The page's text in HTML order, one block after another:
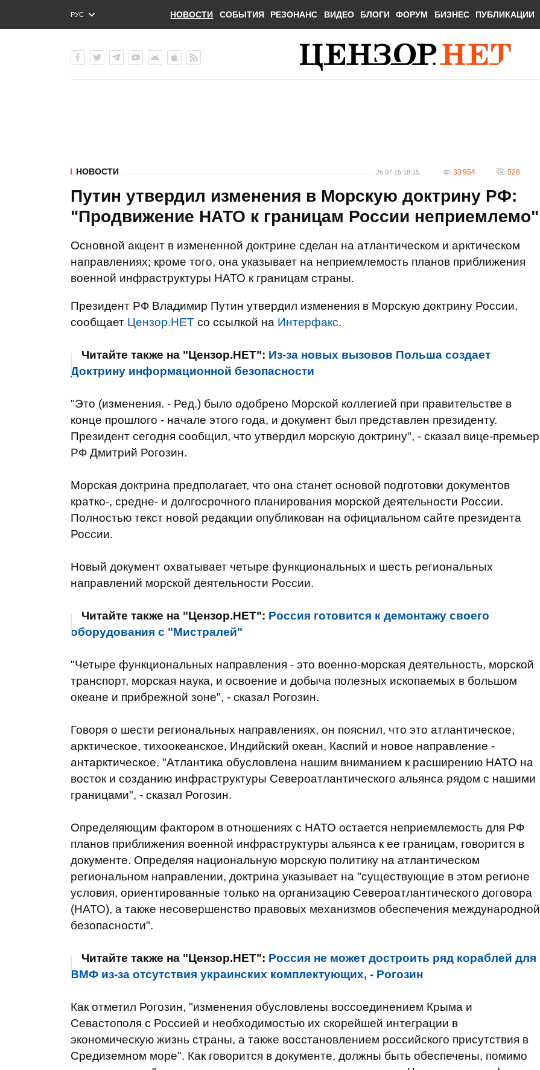
РУС
ENG
НОВОСТИ СОБЫТИЯ РЕЗОНАНС ВИДЕО БЛОГИ ФОРУМ БИЗНЕС ПУБЛИКАЦИИ
НОВОСТИ 26.07.15 18:15 33 954 528
Путин утвердил изменения в Морскую доктрину РФ:
"Продвижение НАТО к границам России неприемлемо"
Основной акцент в измененной доктрине сделан на атлантическом и арктическом
направлениях; кроме того, она указывает на неприемлемость планов приближения
военной инфраструктуры НАТО к границам страны.
Президент РФ Владимир Путин утвердил изменения в Морскую доктрину России,
сообщает Цензор.НЕТ со ссылкой на Интерфакс.
Читайте также на "Цензор.НЕТ": Из-за новых вызовов Польша создает
Доктрину информационной безопасности
"Это (изменения. - Ред.) было одобрено Морской коллегией при правительстве в
конце прошлого - начале этого года, и документ был представлен президенту.
Президент сегодня сообщил, что утвердил морскую доктрину", - сказал вице-премьер
РФ Дмитрий Рогозин.
Морская доктрина предполагает, что она станет основой подготовки документов
кратко-, средне- и долгосрочного планирования морской деятельности России.
Полностью текст новой редакции опубликован на официальном сайте президента
России.
Новый документ охватывает четыре функциональных и шесть региональных
направлений морской деятельности России.
Читайте также на "Цензор.НЕТ": Россия готовится к демонтажу своего
оборудования с "Мистралей"
"Четыре функциональных направления - это военно-морская деятельность, морской
транспорт, морская наука, и освоение и добыча полезных ископаемых в большом
океане и прибрежной зоне", - сказал Рогозин.
Говоря о шести региональных направлениях, он пояснил, что это атлантическое,
арктическое, тихоокеанское, Индийский океан, Каспий и новое направление -
антарктическое. "Атлантика обусловлена нашим вниманием к расширению НАТО на
восток и созданию инфраструктуры Североатлантического альянса рядом с нашими
границами", - сказал Рогозин.
Определяющим фактором в отношениях с НАТО остается неприемлемость для РФ
планов приближения военной инфраструктуры альянса к ее границам, говорится в
документе. Определяя национальную морскую политику на атлантическом
региональном направлении, доктрина указывает на "существующие в этом регионе
условия, ориентированные только на организацию Североатлантического договора
(НАТО), а также несовершенство правовых механизмов обеспечения международной
безопасности".
Читайте также на "Цензор.НЕТ": Россия не может достроить ряд кораблей для
ВМФ из-за отсутствия украинских комплектующих, - Рогозин
Как отметил Рогозин, "изменения обусловлены воссоединением Крыма и
Севастополя с Россией и необходимостью их скорейшей интеграции в
экономическую жизнь страны, а также восстановлением российского присутствия в
Средиземном море". Как говорится в документе, должны быть обеспечены, помимо